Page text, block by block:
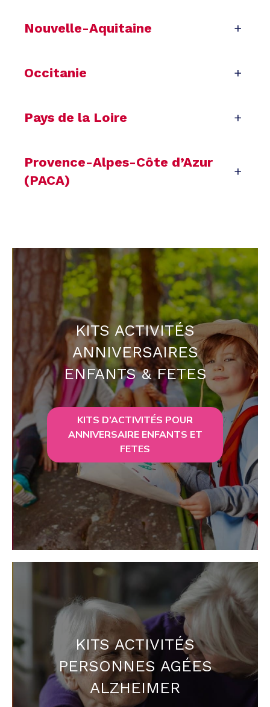
Nouvelle-Aquitaine +
Occitanie +
Pays de la Loire +
Provence-Alpes-Côte d’Azur
(PACA)
+
KITS ACTIVITÉS
ANNIVERSAIRES
ENFANTS & FETES
KITS D’ACTIVITÉS POUR
ANNIVERSAIRE ENFANTS ET
FETES
KITS ACTIVITÉS
PERSONNES AGÉES
ALZHEIMER